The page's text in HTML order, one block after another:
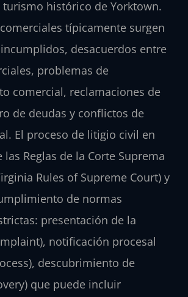
histórico de Yorktown.
típicamente surgen
desacuerdos entre
problemas de
comercial, reclamaciones de
de deudas y conflictos de
El proceso de litigio civil en
Reglas de la Corte Suprema
Rules of Supreme Court) y
de normas
presentación de la
notificación procesal
descubrimiento de
que puede incluir